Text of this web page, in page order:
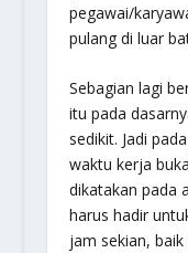
pegawai/
pulang di luar
Sebagian lagi
itu pada
sedikit. Jadi
waktu kerja
dikatakan pada
harus hadir
jam sekian,